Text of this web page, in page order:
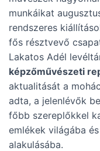
munkáikat
rendszeres
fős résztvevő
Lakatos Adél
képzőművészeti
aktualitását a
adta, a jelenlévők
főbb szereplőkkel
emlékek világába
alakulásába.